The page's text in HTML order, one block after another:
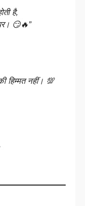
है,
😏🔥”
हिम्मत नहीं। 💯